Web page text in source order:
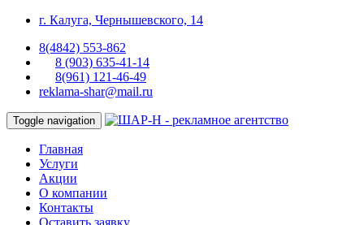
г. Калуга, Чернышевского, 14
8(4842) 553-862
8 (903) 635-41-14
8(961) 121-46-49
reklama-shar@mail.ru
Toggle navigation
Главная
Услуги
Акции
О компании
Контакты
Оставить заявку